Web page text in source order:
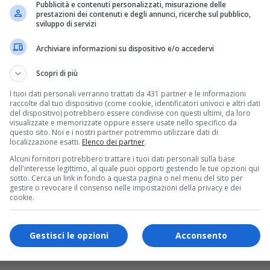
di Puglia. Premiata a Milano
e scrittrice, sarà insignita del titolo “Ambasciatrice di
Pubblicità e contenuti personalizzati, misurazione delle
prestazioni dei contenuti e degli annunci, ricerche sul pubblico,
sviluppo di servizi
Archiviare informazioni su dispositivo e/o accedervi
Scopri di più
I tuoi dati personali verranno trattati da 431 partner e le informazioni
raccolte dal tuo dispositivo (come cookie, identificatori univoci e altri dati
del dispositivo) potrebbero essere condivise con questi ultimi, da loro
visualizzate e memorizzate oppure essere usate nello specifico da
questo sito. Noi e i nostri partner potremmo utilizzare dati di
localizzazione esatti. Elenco dei partner.
Alcuni fornitori potrebbero trattare i tuoi dati personali sulla base
dell'interesse legittimo, al quale puoi opporti gestendo le tue opzioni qui
sotto. Cerca un link in fondo a questa pagina o nel menu del sito per
gestire o revocare il consenso nelle impostazioni della privacy e dei
cookie.
Acconsento
Gestisci le opzioni